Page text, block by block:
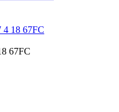
4 18 67FC
67FC